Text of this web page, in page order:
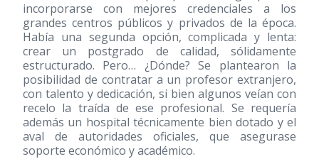
incorporarse con mejores credenciales a los
grandes centros públicos y privados de la época.
Había una segunda opción, complicada y lenta:
crear un postgrado de calidad, sólidamente
estructurado. Pero… ¿Dónde? Se plantearon la
posibilidad de contratar a un profesor extranjero,
con talento y dedicación, si bien algunos veían con
recelo la traída de ese profesional. Se requería
además un hospital técnicamente bien dotado y el
aval de autoridades oficiales, que asegurase
soporte económico y académico.